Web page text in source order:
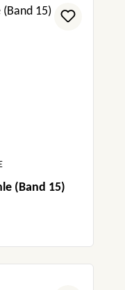
(Band 15)